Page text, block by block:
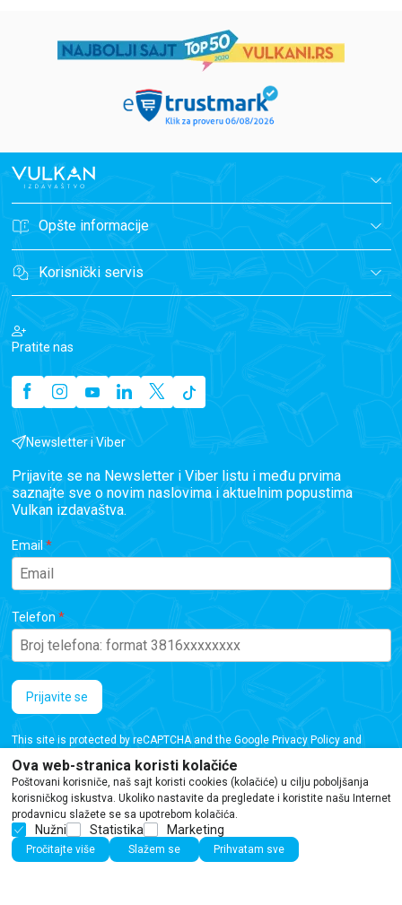
Opšte informacije
Korisnički servis
Pratite nas
Newsletter i Viber
Prijavite se na Newsletter i Viber listu i među prvima
saznajte sve o novim naslovima i aktuelnim popustima
Vulkan izdavaštva.
Email
Telefon
Prijavite se
This site is protected by reCAPTCHA and the Google Privacy Policyand
Iako se trudimo da budemo tačni, informacije na ovoj veb stranici mogu sadržati
greške ili propuste. Preporučujemo da proverite podatke pre kupovine.
Ova web-stranica koristi kolačiće
Poštovani korisniče, naš sajt koristi cookies (kolačiće) u cilju poboljšanja
korisničkog iskustva. Ukoliko nastavite da pregledate i koristite našu Internet
prodavnicu slažete se sa upotrebom kolačića.
Nužni Statistika Marketing
Pročitajte više Slažem se Prihvatam sve